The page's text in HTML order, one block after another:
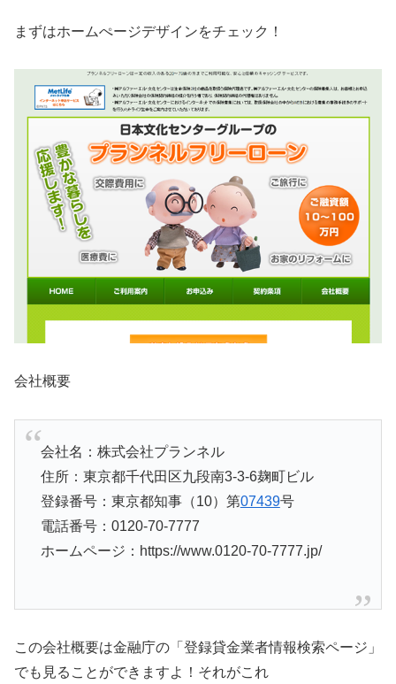
まずはホームぺージデザインをチェック！
会社概要
会社名：株式会社プランネル
住所：東京都千代田区九段南3-3-6麹町ビル
登録番号：東京都知事（10）第07439号
電話番号：0120-70-7777
ホームページ：https://www.0120-70-7777.jp/
この会社概要は金融庁の「登録貸金業者情報検索ページ」
でも見ることができますよ！それがこれ